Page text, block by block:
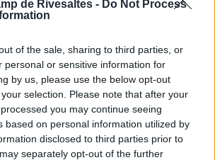
de Rivesaltes - Do Not Process
of the sale, sharing to third parties, or
personal or sensitive information for
by us, please use the below opt-out
selection. Please note that after your
you may continue seeing
based on personal information utilized by
disclosed to third parties prior to
separately opt-out of the further
et recevez tous les mois la
et les actualités du